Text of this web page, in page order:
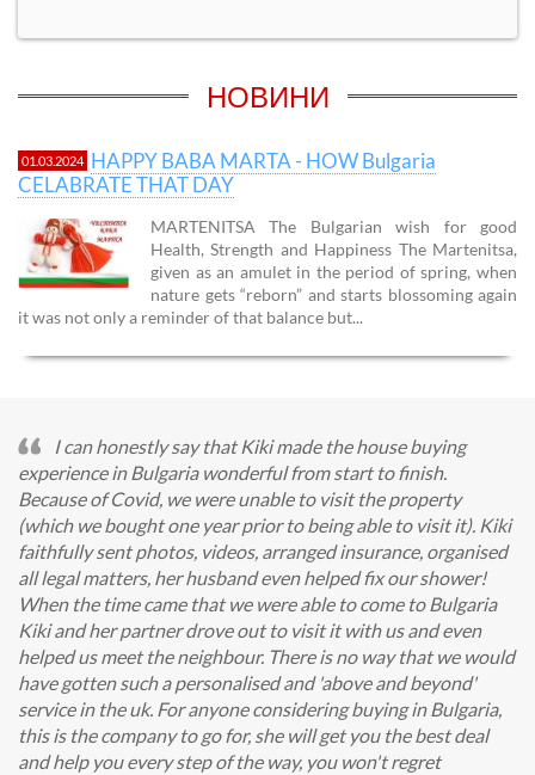
НОВИНИ
01.03.2024 HAPPY BABA MARTA - HOW Bulgaria
CELABRATE THAT DAY
MARTENITSA The Bulgarian wish for good
Health, Strength and Happiness The Martenitsa,
given as an amulet in the period of spring, when
nature gets “reborn” and starts blossoming again
it was not only a reminder of that balance but...
I can honestly say that Kiki made the house buying
experience in Bulgaria wonderful from start to finish.
Because of Covid, we were unable to visit the property
(which we bought one year prior to being able to visit it). Kiki
faithfully sent photos, videos, arranged insurance, organised
all legal matters, her husband even helped fix our shower!
When the time came that we were able to come to Bulgaria
Kiki and her partner drove out to visit it with us and even
helped us meet the neighbour. There is no way that we would
have gotten such a personalised and 'above and beyond'
service in the uk. For anyone considering buying in Bulgaria,
this is the company to go for, she will get you the best deal
and help you every step of the way, you won't regret